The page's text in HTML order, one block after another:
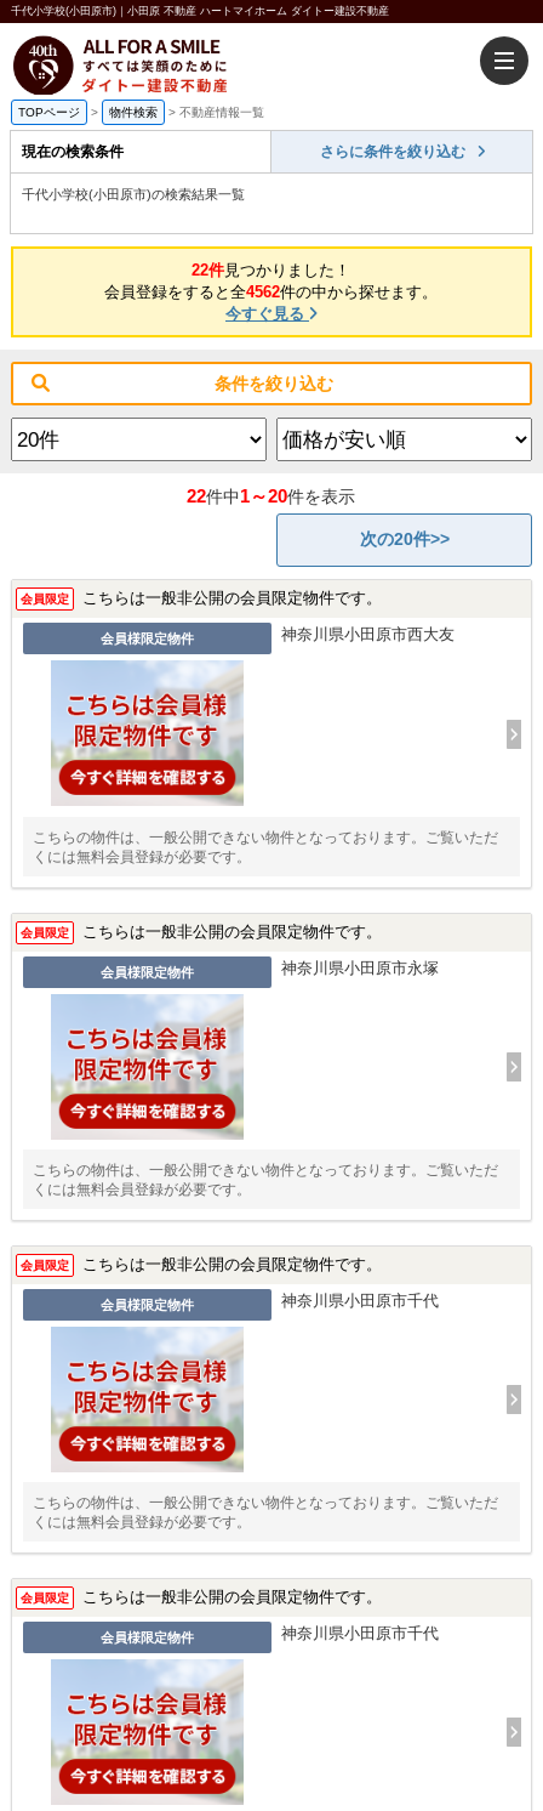
千代小学校(小田原市)｜小田原 不動産 ハートマイホーム ダイトー建設不動産
TOPページ > 物件検索 > 不動産情報一覧
現在の検索条件 さらに条件を絞り込む
千代小学校(小田原市)の検索結果一覧
22件見つかりました！
会員登録をすると全4562件の中から探せます。
今すぐ見る
条件を絞り込む
22件中1～20件を表示
次の20件>>
会員限定 こちらは一般非公開の会員限定物件です。
会員様限定物件 神奈川県小田原市西大友
こちらの物件は、一般公開できない物件となっております。ご覧いただ
くには無料会員登録が必要です。
会員限定 こちらは一般非公開の会員限定物件です。
会員様限定物件 神奈川県小田原市永塚
こちらの物件は、一般公開できない物件となっております。ご覧いただ
くには無料会員登録が必要です。
会員限定 こちらは一般非公開の会員限定物件です。
会員様限定物件 神奈川県小田原市千代
こちらの物件は、一般公開できない物件となっております。ご覧いただ
くには無料会員登録が必要です。
会員限定 こちらは一般非公開の会員限定物件です。
会員様限定物件 神奈川県小田原市千代